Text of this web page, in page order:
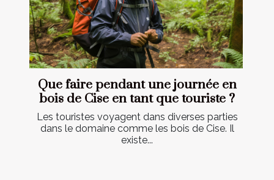
Que faire pendant une journée en
bois de Cise en tant que touriste ?
Les touristes voyagent dans diverses parties
dans le domaine comme les bois de Cise. Il
existe...